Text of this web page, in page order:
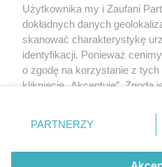
WYDARZENIA
NA SKRÓTY
Użytkownika my i Zaufani
dokładnych danych
skanować charakterystykę
identyfikacji. Ponieważ
o zgodę na korzystanie z tych
kliknięcie „Akceptuję”. Zgoda
prywatności znajdujący się w
. Niektóre rodzaje
zgody użytkownika, ale masz
takiemu przetwarzaniu.
PARTNERZY